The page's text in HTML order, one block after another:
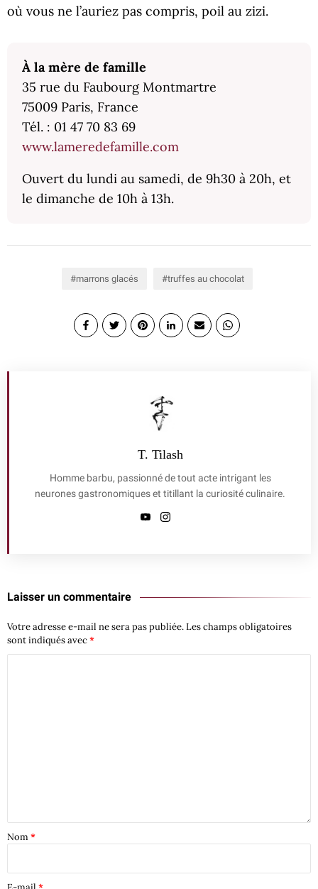
où vous ne l’auriez pas compris, poil au zizi.
À la mère de famille
35 rue du Faubourg Montmartre
75009 Paris, France
Tél. : 01 47 70 83 69
www.lameredefamille.com
Ouvert du lundi au samedi, de 9h30 à 20h, et
le dimanche de 10h à 13h.
marrons glacés truffes au chocolat
T. Tilash
Homme barbu, passionné de tout acte intrigant les
neurones gastronomiques et titillant la curiosité culinaire.
Laisser un commentaire
Votre adresse e-mail ne sera pas publiée.Les champs obligatoires
sont indiqués avec*
Nom*